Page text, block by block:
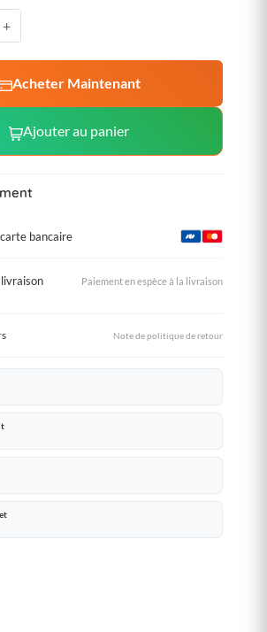
+
Acheter Maintenant
Ajouter au panier
bancaire
Paiement en espèce à la livraison
Note de politique de retour